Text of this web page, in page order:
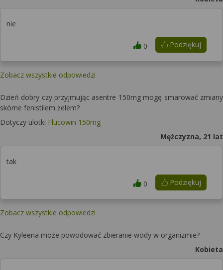
nie
Podziękuj
0
Zobacz wszystkie odpowiedzi
Dzień dobry czy przyjmując asentre 150mg mogę smarować zmiany
skórne fenistilem żelem?
Dotyczy ulotki Flucowin 150mg
Mężczyzna, 21 lat
tak
Podziękuj
0
Zobacz wszystkie odpowiedzi
Czy Kyleena może powodować zbieranie wody w organizmie?
Kobieta